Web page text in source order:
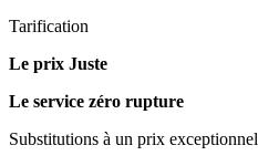
Tarification
Le prix Juste
Le service zéro rupture
Substitutions à un prix exceptionnel